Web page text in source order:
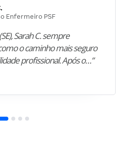
Enfermeiro PSF
Sarah C. sempre
o caminho mais seguro
profissional. Após o…”